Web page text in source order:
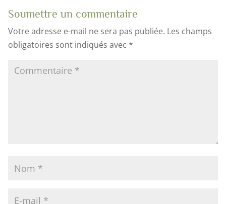
Soumettre un commentaire
Votre adresse e-mail ne sera pas publiée. Les champs
obligatoires sont indiqués avec *